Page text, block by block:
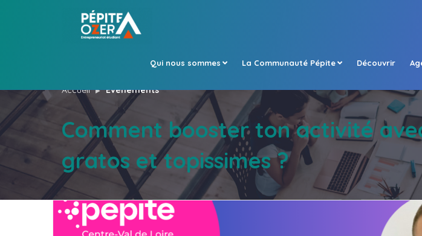
Qui nous sommes La Communauté Pépite Découvrir
Accueil Évènements
Comment booster ton activité
gratos et topissimes ?